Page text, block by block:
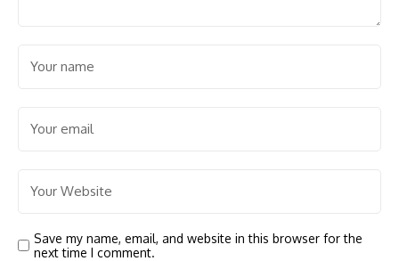
Save my name, email, and website in this browser for the
next time I comment.